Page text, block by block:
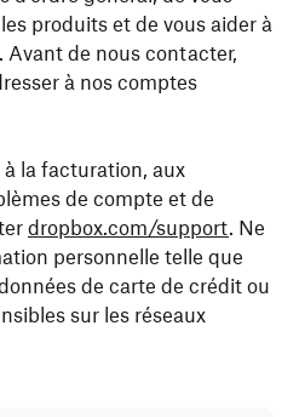
produits et de vous aider à
Avant de nous contacter,
à nos comptes
la facturation, aux
de compte et de
dropbox.com/support. Ne
personnelle telle que
de carte de crédit ou
sur les réseaux